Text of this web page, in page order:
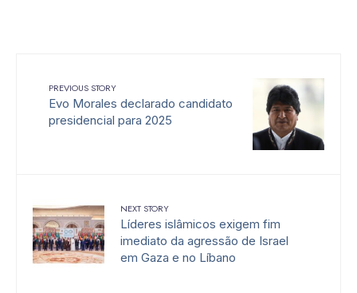
PREVIOUS STORY
Evo Morales declarado candidato
presidencial para 2025
NEXT STORY
Líderes islâmicos exigem fim
imediato da agressão de Israel
em Gaza e no Líbano